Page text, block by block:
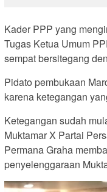
Kader PPP yang
Tugas Ketua Umum
sempat bersitegang
Pidato pembukaan
karena ketegangan
Ketegangan sudah
Muktamar X Partai
Permana Graha
penyelenggaraan